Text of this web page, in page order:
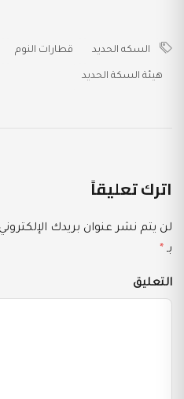
السكه الحديد قطارات النوم
هيئة السكة الحديد
اترك تعليقاً
لن يتم نشر عنوان بريدك
بـ *
التعليق